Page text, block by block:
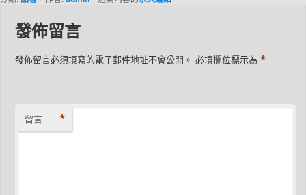
發佈留言
發佈留言必須填寫的電子郵件地址不會公開。 必填欄位標示為*
留言 *